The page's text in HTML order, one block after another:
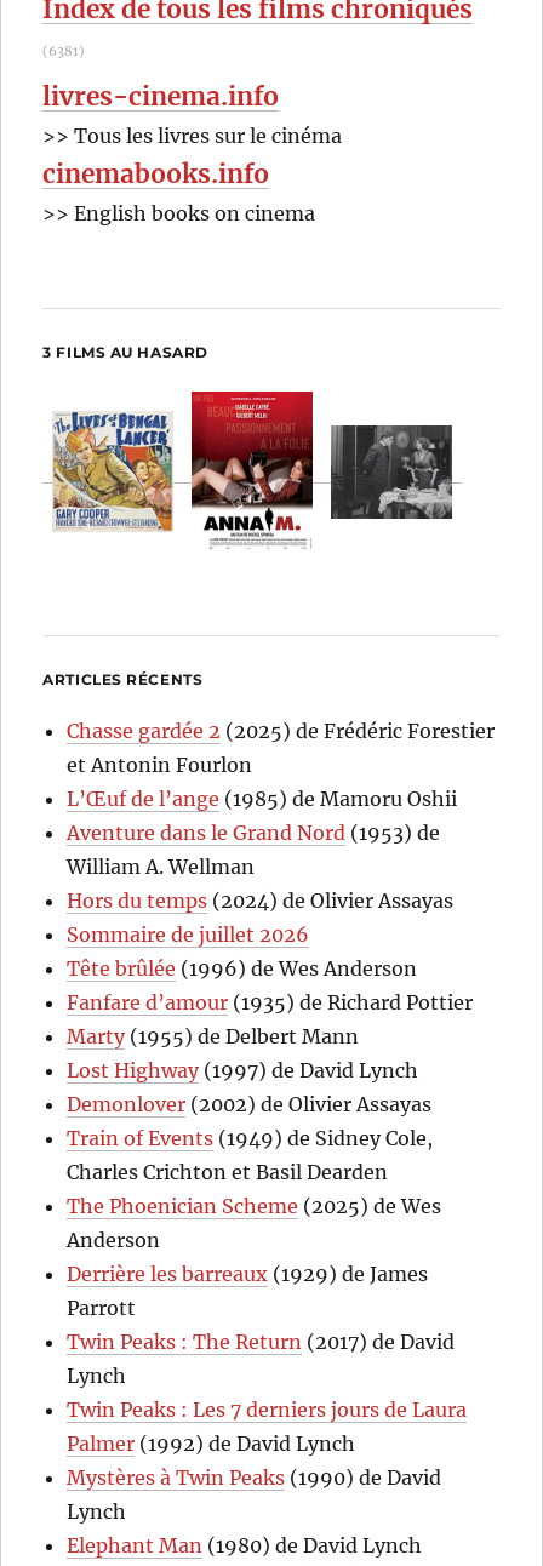
Index de tous les films chroniqués
(6381)
livres-cinema.info
>> Tous les livres sur le cinéma
cinemabooks.info
>> English books on cinema
3 FILMS AU HASARD
ARTICLES RÉCENTS
Chasse gardée 2 (2025) de Frédéric Forestier
et Antonin Fourlon
L’Œuf de l’ange (1985) de Mamoru Oshii
Aventure dans le Grand Nord (1953) de
William A. Wellman
Hors du temps (2024) de Olivier Assayas
Sommaire de juillet 2026
Tête brûlée (1996) de Wes Anderson
Fanfare d’amour (1935) de Richard Pottier
Marty(1955) de Delbert Mann
Lost Highway(1997) de David Lynch
Demonlover (2002) de Olivier Assayas
Train of Events (1949) de Sidney Cole,
Charles Crichton et Basil Dearden
The Phoenician Scheme (2025) de Wes
Anderson
Derrière les barreaux (1929) de James
Parrott
Twin Peaks : The Return (2017) de David
Lynch
Twin Peaks : Les 7 derniers jours de Laura
Palmer (1992) de David Lynch
Mystères à Twin Peaks (1990) de David
Lynch
Elephant Man (1980) de David Lynch